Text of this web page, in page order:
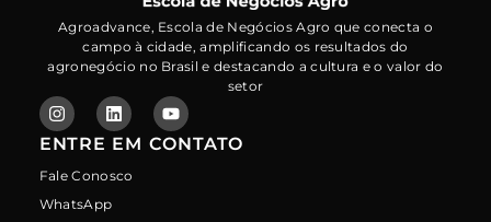
Agroadvance, Escola de Negócios Agro que conecta o
campo à cidade, amplificando os resultados do
agronegócio no Brasil e destacando a cultura e o valor do
setor
ENTRE EM CONTATO
Fale Conosco
WhatsApp